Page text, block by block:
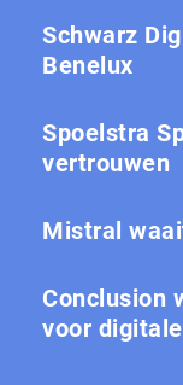
Schwarz
Benelux
Spoelstra
vertrouwen
Mistral
Conclusion
voor